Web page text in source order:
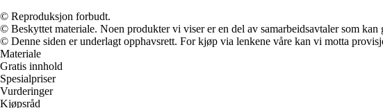
© Reproduksjon forbudt.
© Beskyttet materiale. Noen produkter vi viser er en del av samarbeidsavtaler som kan
© Denne siden er underlagt opphavsrett. For kjøp via lenkene våre kan vi motta
Materiale
Gratis innhold
Spesialpriser
Vurderinger
Kjøpsråd